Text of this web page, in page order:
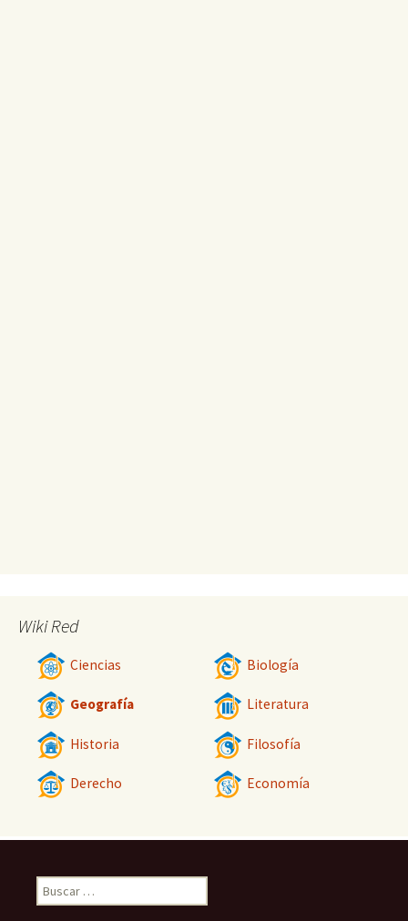
Wiki Red
Ciencias Biología
Geografía Literatura
Historia Filosofía
Derecho Economía
Buscar: